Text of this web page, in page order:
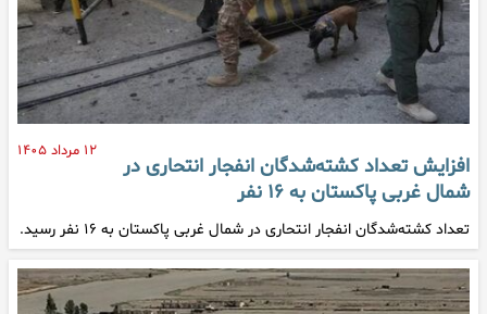
۱۲ مرداد ۱۴۰۵
افزایش تعداد کشته‌شدگان انفجار انتحاری در
شمال غربی پاکستان به ۱۶ نفر
تعداد کشته‌شدگان انفجار انتحاری در شمال غربی پاکستان به ۱۶ نفر رسید.